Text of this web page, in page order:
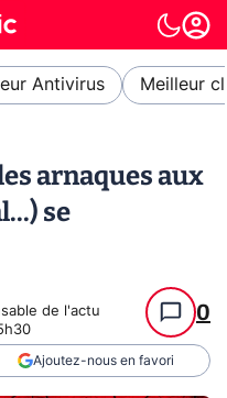
Antivirus Meilleur
arnaques aux
se
de l'actu
0
Ajoutez-nous en favori